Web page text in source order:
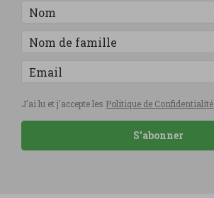
J'ai lu et j'accepte les Politique de Confidentialité
S'abonner